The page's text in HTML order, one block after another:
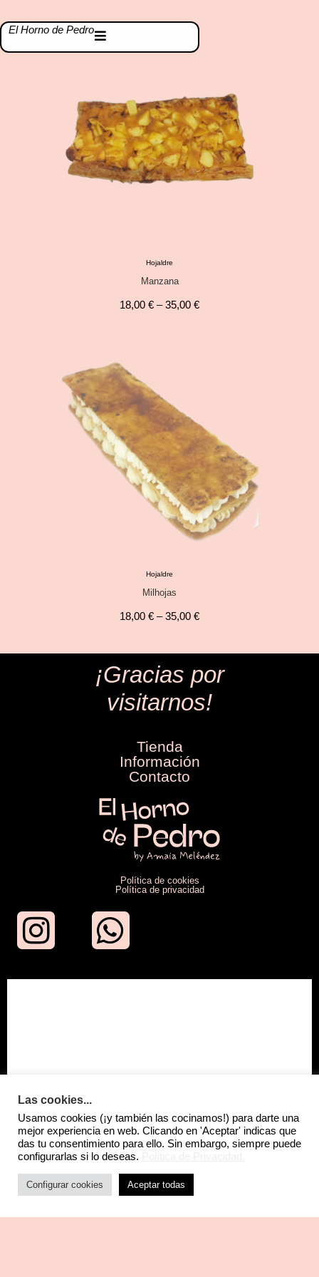
El Horno de Pedro
Hojaldre
Manzana
18,00 € –35,00 €
Hojaldre
Milhojas
18,00 € –35,00 €
¡Gracias por
visitarnos!
Tienda
Información
Contacto
Política de cookies
Política de privacidad
Las cookies...
Usamos cookies (¡y también las cocinamos!) para darte una
mejor experiencia en web. Clicando en 'Aceptar' indicas que
das tu consentimiento para ello. Sin embargo, siempre puede
configurarlas si lo deseas.
Configurar cookies Aceptar todas